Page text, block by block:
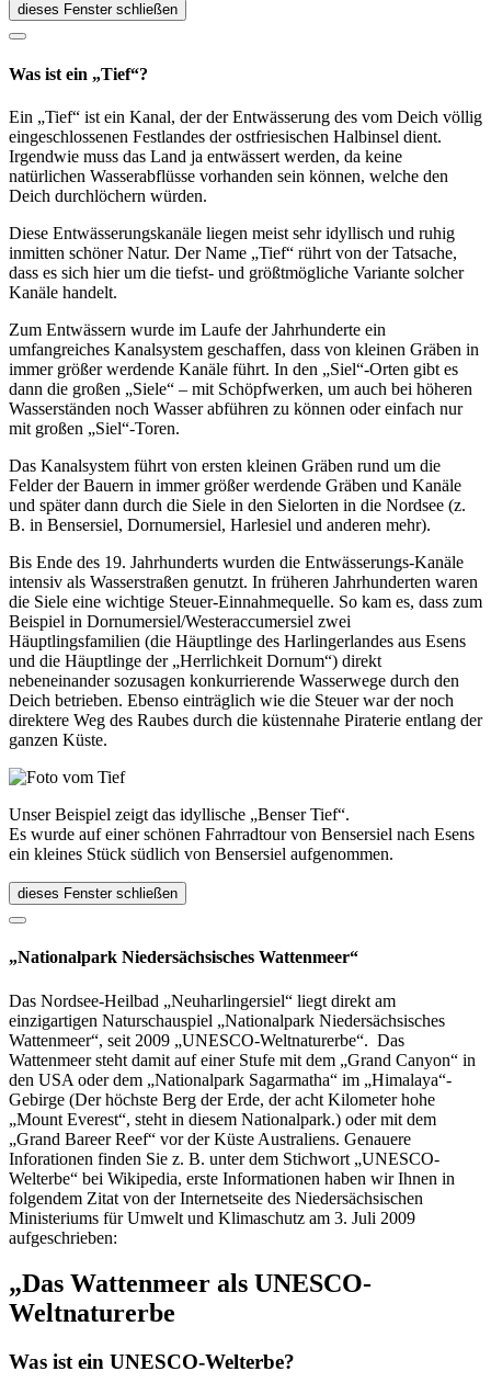
dieses Fenster schließen
Was ist ein „Tief“?
Ein „Tief“ ist ein Kanal, der der Entwässerung des vom Deich völlig
eingeschlossenen Festlandes der ostfriesischen Halbinsel dient.
Irgendwie muss das Land ja entwässert werden, da keine
natürlichen Wasserabflüsse vorhanden sein können, welche den
Deich durchlöchern würden.
Diese Entwässerungskanäle liegen meist sehr idyllisch und ruhig
inmitten schöner Natur. Der Name „Tief“ rührt von der Tatsache,
dass es sich hier um die tiefst- und größtmögliche Variante solcher
Kanäle handelt.
Zum Entwässern wurde im Laufe der Jahrhunderte ein
umfangreiches Kanalsystem geschaffen, dass von kleinen Gräben in
immer größer werdende Kanäle führt. In den „Siel“-Orten gibt es
dann die großen „Siele“ – mit Schöpfwerken, um auch bei höheren
Wasserständen noch Wasser abführen zu können oder einfach nur
mit großen „Siel“-Toren.
Das Kanalsystem führt von ersten kleinen Gräben rund um die
Felder der Bauern in immer größer werdende Gräben und Kanäle
und später dann durch die Siele in den Sielorten in die Nordsee (z.
B. in Bensersiel, Dornumersiel, Harlesiel und anderen mehr).
Bis Ende des 19. Jahrhunderts wurden die Entwässerungs-Kanäle
intensiv als Wasserstraßen genutzt. In früheren Jahrhunderten waren
die Siele eine wichtige Steuer-Einnahmequelle. So kam es, dass zum
Beispiel in Dornumersiel/Westeraccumersiel zwei
Häuptlingsfamilien (die Häuptlinge des Harlingerlandes aus Esens
und die Häuptlinge der „Herrlichkeit Dornum“) direkt
nebeneinander sozusagen konkurrierende Wasserwege durch den
Deich betrieben. Ebenso einträglich wie die Steuer war der noch
direktere Weg des Raubes durch die küstennahe Piraterie entlang der
ganzen Küste.
Unser Beispiel zeigt das idyllische „Benser Tief“.
Es wurde auf einer schönen Fahrradtour von Bensersiel nach Esens
ein kleines Stück südlich von Bensersiel aufgenommen.
dieses Fenster schließen
„Nationalpark Niedersächsisches Wattenmeer“
Das Nordsee-Heilbad „Neuharlingersiel“ liegt direkt am
einzigartigen Naturschauspiel „Nationalpark Niedersächsisches
Wattenmeer“, seit 2009 „UNESCO-Weltnaturerbe“. Das
Wattenmeer steht damit auf einer Stufe mit dem „Grand Canyon“ in
den USA oder dem „Nationalpark Sagarmatha“ im „Himalaya“-
Gebirge (Der höchste Berg der Erde, der acht Kilometer hohe
„Mount Everest“, steht in diesem Nationalpark.) oder mit dem
„Grand Bareer Reef“ vor der Küste Australiens. Genauere
Inforationen finden Sie z. B. unter dem Stichwort „UNESCO-
Welterbe“ bei Wikipedia, erste Informationen haben wir Ihnen in
folgendem Zitat von der Internetseite des Niedersächsischen
Ministeriums für Umwelt und Klimaschutz am 3. Juli 2009
aufgeschrieben:
„Das Wattenmeer als UNESCO-
Weltnaturerbe
Was ist ein UNESCO-Welterbe?